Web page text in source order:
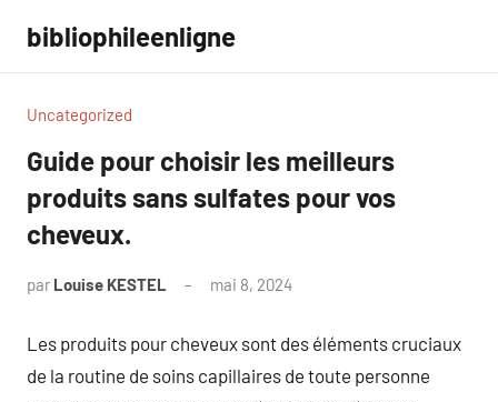
contenu
bibliophileenligne
Uncategorized
Guide pour choisir les meilleurs
produits sans sulfates pour vos
cheveux.
par Louise KESTEL mai 8, 2024
Les produits pour cheveux sont des éléments cruciaux
de la routine de soins capillaires de toute personne